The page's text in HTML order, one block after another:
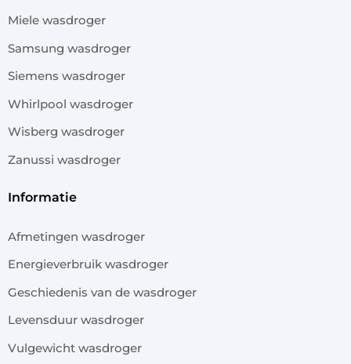
Miele wasdroger
Samsung wasdroger
Siemens wasdroger
Whirlpool wasdroger
Wisberg wasdroger
Zanussi wasdroger
informatie
Afmetingen wasdroger
Energieverbruik wasdroger
Geschiedenis van de wasdroger
Levensduur wasdroger
Vulgewicht wasdroger